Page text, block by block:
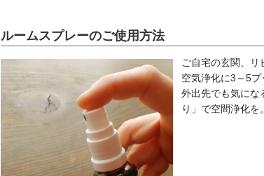
ルームスプレーのご使用方法
ご自宅の玄関、リ
空気浄化に3～5プ
外出先でも気にな
り」で空間浄化を。